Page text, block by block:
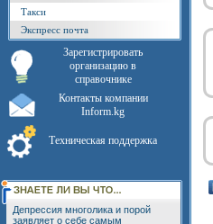
Такси
Экспресс почта
Зарегистрировать
организацию в
справочнике
Контакты компании
Inform.kg
Техническая поддержка
Депрессия многолика и порой
заявляет о себе самым